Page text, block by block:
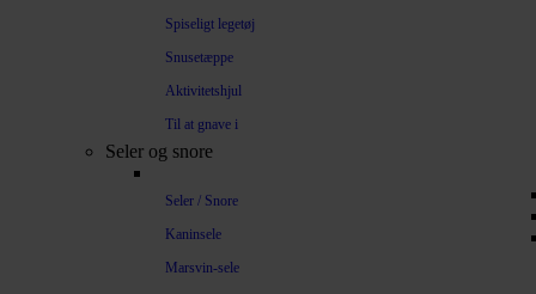
Spiseligt legetøj
Snusetæppe
Aktivitetshjul
Til at gnave i
Seler og snore
Seler / Snore
Kaninsele
Marsvin-sele